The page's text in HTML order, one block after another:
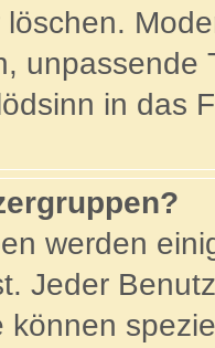
unpassende
in das
werden
Jeder
können